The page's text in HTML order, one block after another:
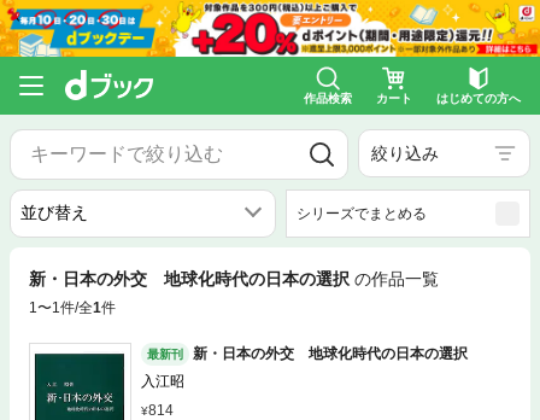
作品検索 カート はじめての方へ
絞り込み
シリーズでまとめる
新・日本の外交 地球化時代の日本の選択 の作品一覧
1〜1件/全1件
最新刊
新・日本の外交 地球化時代の日本の選択
入江昭
814